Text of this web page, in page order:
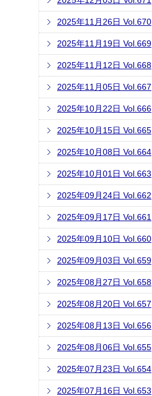
2025年11月26日 Vol.670
2025年11月19日 Vol.669
2025年11月12日 Vol.668
2025年11月05日 Vol.667
2025年10月22日 Vol.666
2025年10月15日 Vol.665
2025年10月08日 Vol.664
2025年10月01日 Vol.663
2025年09月24日 Vol.662
2025年09月17日 Vol.661
2025年09月10日 Vol.660
2025年09月03日 Vol.659
2025年08月27日 Vol.658
2025年08月20日 Vol.657
2025年08月13日 Vol.656
2025年08月06日 Vol.655
2025年07月23日 Vol.654
2025年07月16日 Vol.653